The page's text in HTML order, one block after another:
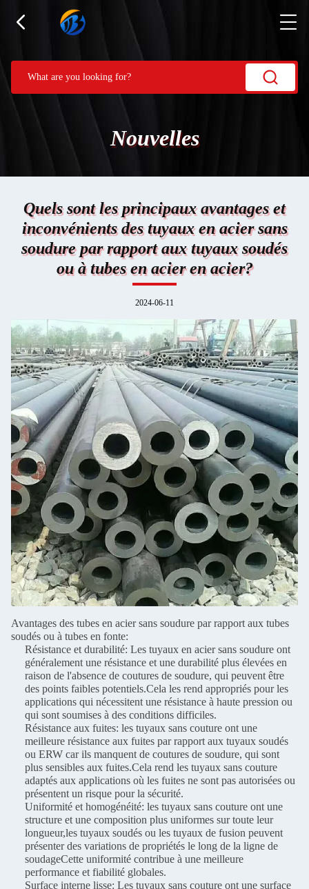
Nouvelles
Quels sont les principaux avantages et
inconvénients des tuyaux en acier sans
soudure par rapport aux tuyaux soudés
ou à tubes en acier en acier?
2024-06-11
Avantages des tubes en acier sans soudure par rapport aux tubes
soudés ou à tubes en fonte:
Résistance et durabilité: Les tuyaux en acier sans soudure ont
généralement une résistance et une durabilité plus élevées en
raison de l'absence de coutures de soudure, qui peuvent être
des points faibles potentiels.Cela les rend appropriés pour les
applications qui nécessitent une résistance à haute pression ou
qui sont soumises à des conditions difficiles.
Résistance aux fuites: les tuyaux sans couture ont une
meilleure résistance aux fuites par rapport aux tuyaux soudés
ou ERW car ils manquent de coutures de soudure, qui sont
plus sensibles aux fuites.Cela rend les tuyaux sans couture
adaptés aux applications où les fuites ne sont pas autorisées ou
présentent un risque pour la sécurité.
Uniformité et homogénéité: les tuyaux sans couture ont une
structure et une composition plus uniformes sur toute leur
longueur,les tuyaux soudés ou les tuyaux de fusion peuvent
présenter des variations de propriétés le long de la ligne de
soudageCette uniformité contribue à une meilleure
performance et fiabilité globales.
Surface interne lisse: Les tuyaux sans couture ont une surface